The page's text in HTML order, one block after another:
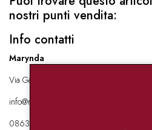
nostri punti vendita:
Info contatti
Marynda
Via Garibaldi 136 67051 Avezzano
info@marynda.com
08631871946